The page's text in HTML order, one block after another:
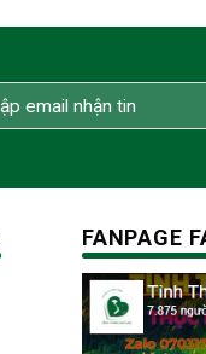
FANPAGE